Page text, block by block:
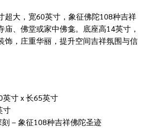
超大，宽60英寸，象征佛陀108种吉祥
庙、佛堂或家中佛龛。底座高14英寸，
饰，庄重华丽，提升空间吉祥氛围与信
英寸 x 长65英寸
寸
– 象征108种吉祥佛陀圣迹